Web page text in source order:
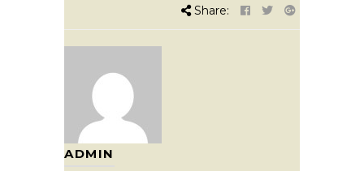
Share:
ADMIN